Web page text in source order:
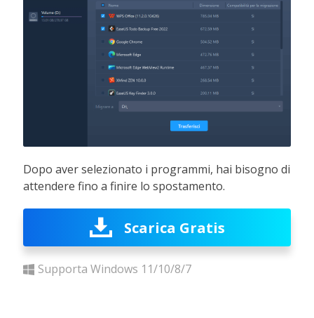
Dopo aver selezionato i programmi, hai bisogno di
attendere fino a finire lo spostamento.
Scarica Gratis
Supporta Windows 11/10/8/7